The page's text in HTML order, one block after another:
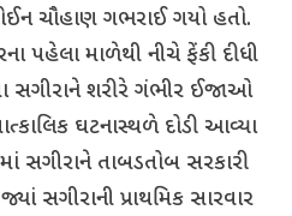
ચૌહાણ ગભરાઈ ગયો હતો.
પહેલા માળેથી નીચે ફેંકી દીધી
સગીરાને શરીરે ગંભીર ઈજાઓ
ઘટનાસ્થળે દોડી આવ્યા
સગીરાને તાબડતોબ સરકારી
સગીરાની પ્રાથમિક સારવાર